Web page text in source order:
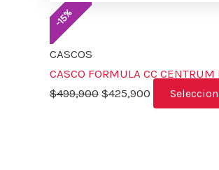
-
15
%
CASCOS
CASCO FORMULA CC CENTRUM
$499,900 $425,900